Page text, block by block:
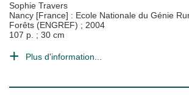
Sophie Travers
Nancy [France] : Ecole Nationale du Génie
Forêts (ENGREF) ; 2004
107 p. ; 30 cm
Plus d'information...